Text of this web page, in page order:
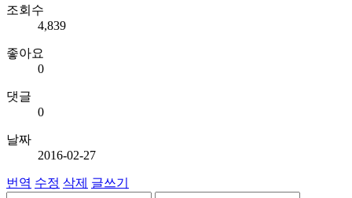
조회수
4,839
좋아요
0
댓글
0
날짜
2016-02-27
번역 수정 삭제 글쓰기